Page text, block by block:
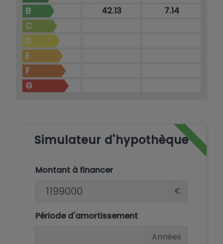
B
42.13 7.14
C
D
E
F
G
Simulateur d'hypothèque
Montant à financer
€
Période d'amortissement
Années